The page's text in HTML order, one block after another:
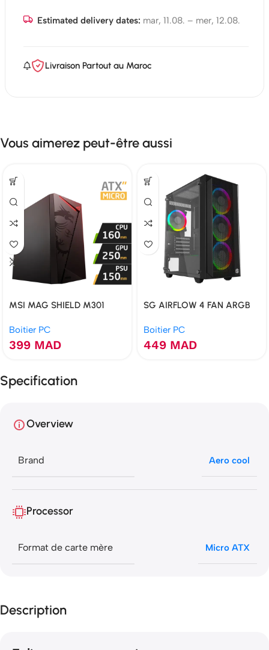
Estimated delivery dates: mar, 11.08. – mer, 12.08.
Livraison Partout au Maroc
Vous aimerez peut-être aussi
MSI MAG SHIELD M301
Boitier PC
399 MAD
SG AIRFLOW 4 FAN ARGB
Boitier PC
449 MAD
Specification
Overview
Brand Aero cool
Processor
Format de carte mère Micro ATX
Description